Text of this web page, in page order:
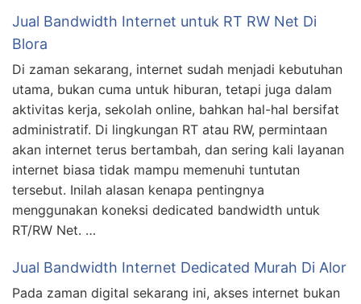
Jual Bandwidth Internet untuk RT RW Net Di
Blora
Di zaman sekarang, internet sudah menjadi kebutuhan
utama, bukan cuma untuk hiburan, tetapi juga dalam
aktivitas kerja, sekolah online, bahkan hal-hal bersifat
administratif. Di lingkungan RT atau RW, permintaan
akan internet terus bertambah, dan sering kali layanan
internet biasa tidak mampu memenuhi tuntutan
tersebut. Inilah alasan kenapa pentingnya
menggunakan koneksi dedicated bandwidth untuk
RT/RW Net. …
Jual Bandwidth Internet Dedicated Murah Di Alor
Pada zaman digital sekarang ini, akses internet bukan